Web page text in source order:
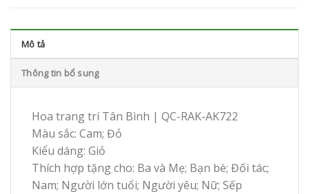
Mô tả
Thông tin bổ sung
Hoa trang trí Tân Bình | QC-RAK-AK722
Màu sắc: Cam; Đỏ
Kiểu dáng: Giỏ
Thích hợp tặng cho: Ba và Mẹ; Bạn bè; Đối tác;
Nam; Người lớn tuổi; Người yêu; Nữ; Sếp